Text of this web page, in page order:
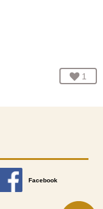
お気
1
Facebook
別のウィンドウで開きます